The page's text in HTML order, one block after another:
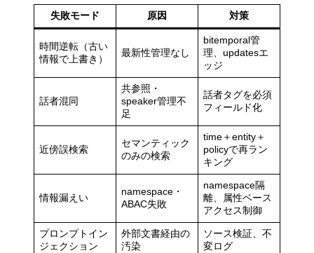
失敗モード 原因 対策
時間逆転（古い
情報で上書き）
最新性管理なし
bitemporal管
理、updatesエ
ッジ
話者混同
共参照・
speaker管理不
足
話者タグを必須
フィールド化
近傍誤検索
セマンティック
のみの検索
time＋entity＋
policyで再ラン
キング
情報漏えい
namespace・
ABAC失敗
namespace隔
離、属性ベース
アクセス制御
プロンプトイン
ジェクション
外部文書経由の
汚染
ソース検証、不
変ログ